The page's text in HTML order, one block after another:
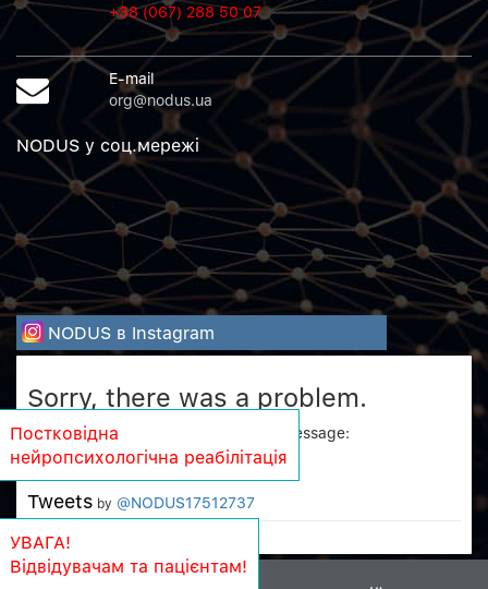
+38 (067) 288 50 07
E-mail
org@nodus.ua
NODUS у соц.мережi
NODUS в Instagram
Sorry, there was a problem.
Twitter returned the following error message:
Could not authenticate you.
Tweets by @NODUS17512737
Copyright © 2011-2026 NODUS
Постковідна
нейропсихологічна реабілітація
УВАГА!
Відвідувачам та пацієнтам!